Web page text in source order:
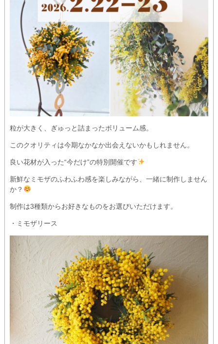
粒が大きく、ぎゅっと詰まったボリューム感。
このクオリティは今期なかなか出会えないかもしれません。
良い花材が入った“今だけ”の特別開催です
新鮮なミモザのふわふわ感を楽しみながら、一緒に制作しません
か？
制作は3種類からお好きなものをお選びいただけます。
・ミモザリース